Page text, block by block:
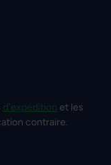
d'expédition et les
contraire.